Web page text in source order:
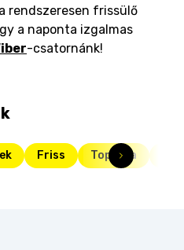
rendszeresen frissülő
a naponta izgalmas
-csatornánk!
Friss Toplista